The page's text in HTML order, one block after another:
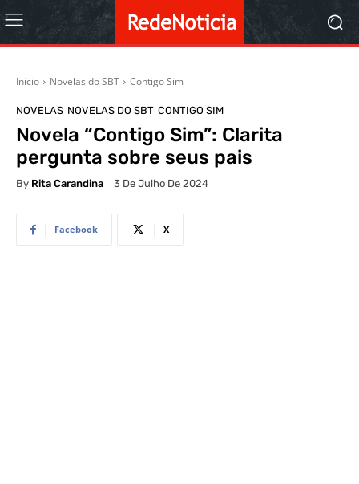
Início Novelas do SBT Contigo Sim
NOVELAS NOVELAS DO SBT CONTIGO SIM
Novela “Contigo Sim”: Clarita
pergunta sobre seus pais
By Rita Carandina 3 De Julho De 2024
Facebook X